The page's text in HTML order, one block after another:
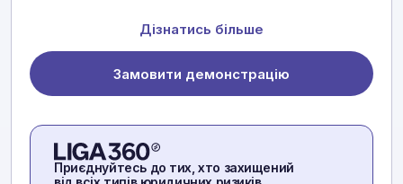
Дізнатись більше
Замовити демонстрацію
Приєднуйтесь до тих, хто захищений